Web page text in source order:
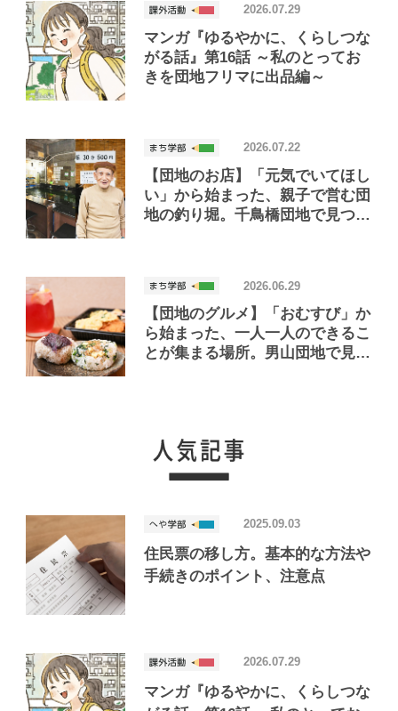
マンガ『ゆるやかに、くらしつな
がる話』第16話 ～私のとってお
きを団地フリマに出品編～
2026.07.29
【団地のお店】「元気でいてほし
い」から始まった、親子で営む団
地の釣り堀。千鳥橋団地で見つけ
2026.07.22
【団地のグルメ】「おむすび」か
ら始まった、一人一人のできるこ
とが集まる場所。男山団地で見つ
2026.06.29
住民票の移し方。基本的な方法や
手続きのポイント、注意点
2025.09.03
マンガ『ゆるやかに、くらしつな
2026.07.29